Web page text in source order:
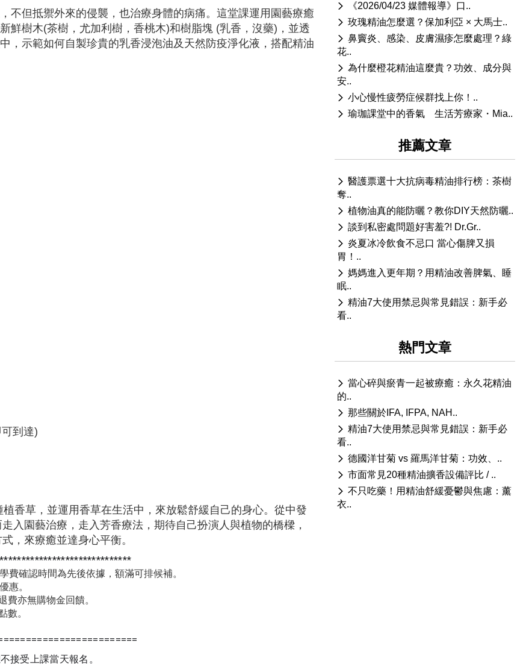
不但抵禦外來的侵襲，也治療身體的病痛。這堂課運用園藝療癒
鮮樹木(茶樹，尤加利樹，香桃木)和樹脂塊 (乳香，沒藥)，並透
，示範如何自製珍貴的乳香浸泡油及天然防疫淨化液，搭配精油
到達)
香草，並運用香草在生活中，來放鬆舒緩自己的身心。從中發
入園藝治療，走入芳香療法，期待自己扮演人與植物的橋樑，
，來療癒並達身心平衡。
費確認時間為先後依據，額滿可排候補。
惠。
費亦無購物金回饋。
數。
接受上課當天報名。
《2026/04/23 媒體報導》口..
玫瑰精油怎麼選？保加利亞 × 大馬士..
鼻竇炎、感染、皮膚濕疹怎麼處理？綠
花..
為什麼橙花精油這麼貴？功效、成分與
安..
小心慢性疲勞症候群找上你！..
瑜珈課堂中的香氣 生活芳療家・Mia..
推薦文章
醫護票選十大抗病毒精油排行榜：茶樹
奪..
植物油真的能防曬？教你DIY天然防曬..
談到私密處問題好害羞?! Dr.Gr..
炎夏冰冷飲食不忌口 當心傷脾又損
胃！..
媽媽進入更年期？用精油改善脾氣、睡
眠..
精油7大使用禁忌與常見錯誤：新手必
看..
熱門文章
當心碎與瘀青一起被療癒：永久花精油
的..
那些關於IFA, IFPA, NAH..
精油7大使用禁忌與常見錯誤：新手必
看..
德國洋甘菊 vs 羅馬洋甘菊：功效、..
市面常見20種精油擴香設備評比 / ..
不只吃藥！用精油舒緩憂鬱與焦慮：薰
衣..